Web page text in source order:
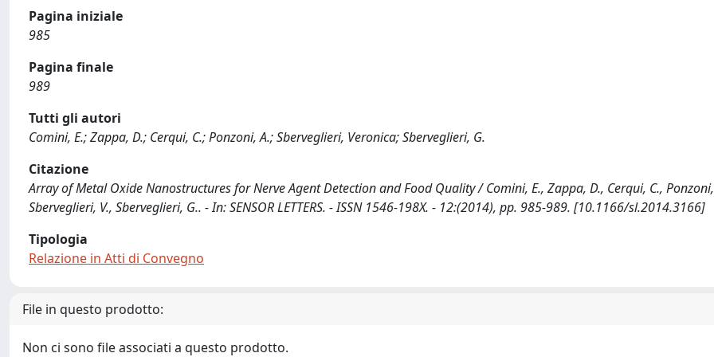
Pagina iniziale
985
Pagina finale
989
Tutti gli autori
Comini, E.; Zappa, D.; Cerqui, C.; Ponzoni, A.; Sberveglieri, Veronica; Sberveglieri, G.
Citazione
Array of Metal Oxide Nanostructures for Nerve Agent Detection and Food Quality / Comini, E., Zappa, D., Cerqui, C.,
Sberveglieri, V., Sberveglieri, G.. - In: SENSOR LETTERS. - ISSN 1546-198X. - 12:(2014), pp. 985-989. [10.1166/sl.2014.3166]
Tipologia
Relazione in Atti di Convegno
File in questo prodotto:
Non ci sono file associati a questo prodotto.